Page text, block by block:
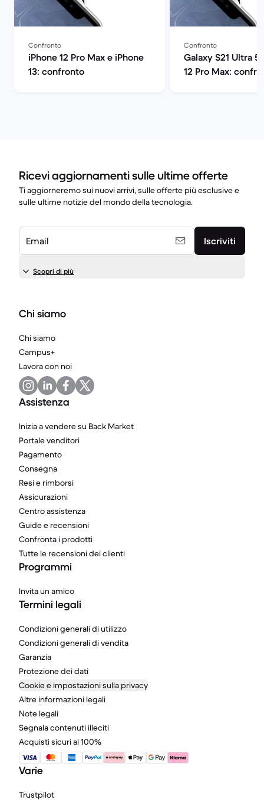
Confronto
iPhone 12 Pro Max e iPhone
13: confronto
Confronto
Galaxy S21 Ultra
12 Pro Max:
Ricevi aggiornamenti sulle ultime offerte
Ti aggiorneremo sui nuovi arrivi, sulle offerte più esclusive e
sulle ultime notizie del mondo della tecnologia.
Email Iscriviti
Scopri di più
Chi siamo
Chi siamo
Campus+
Lavora con noi
Assistenza
Inizia a vendere su Back Market
Portale venditori
Pagamento
Consegna
Resi e rimborsi
Assicurazioni
Centro assistenza
Guide e recensioni
Confronta i prodotti
Tutte le recensioni dei clienti
Programmi
Invita un amico
Termini legali
Condizioni generali di utilizzo
Condizioni generali di vendita
Garanzia
Protezione dei dati
Cookie e impostazioni sulla privacy
Altre informazioni legali
Note legali
Segnala contenuti illeciti
Acquisti sicuri al 100%
Varie
Trustpilot